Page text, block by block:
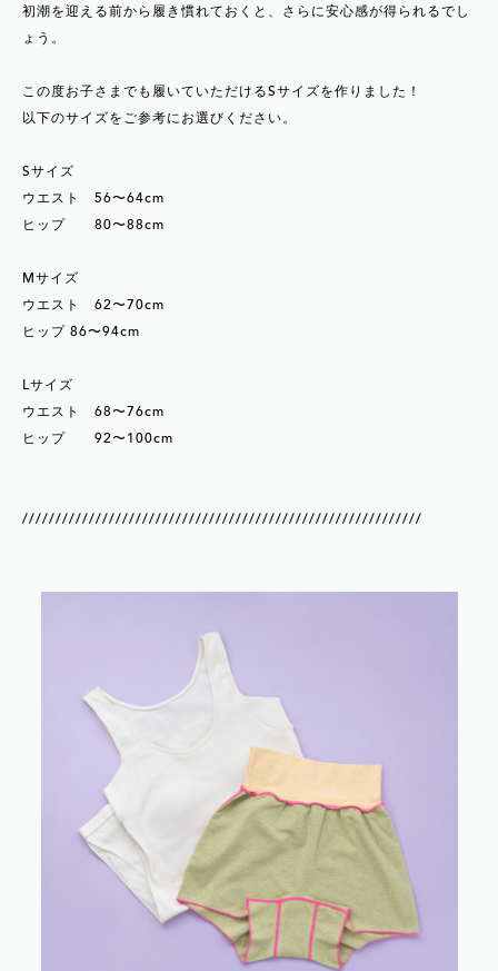
初潮を迎える前から履き慣れておくと、さらに安心感が得られるでし
ょう。
この度お子さまでも履いていただけるSサイズを作りました！
以下のサイズをご参考にお選びください。
Sサイズ
ウエスト 56〜64cm
ヒップ 80〜88cm
Mサイズ
ウエスト 62〜70cm
ヒップ 86〜94cm
Lサイズ
ウエスト 68〜76cm
ヒップ 92〜100cm
////////////////////////////////////////////////////////////